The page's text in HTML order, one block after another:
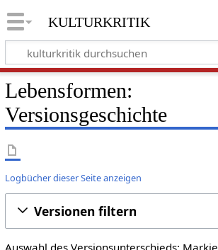
kulturkritik
Lebensformen:
Versionsgeschichte
Logbücher dieser Seite anzeigen
Versionen filtern
Auswahl des Versionsunterschieds: